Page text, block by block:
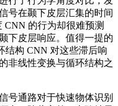
号在颞下皮层汇集的时间
CNN 的行为却很难预测
下皮层响应。值得一提的
结构 CNN 对这些滞后响
非线性变换与循环结构之
通路对于快速物体识别